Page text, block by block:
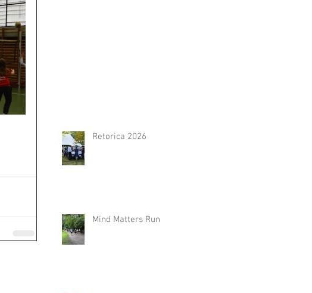
Retorica 2026
Mind Matters Run